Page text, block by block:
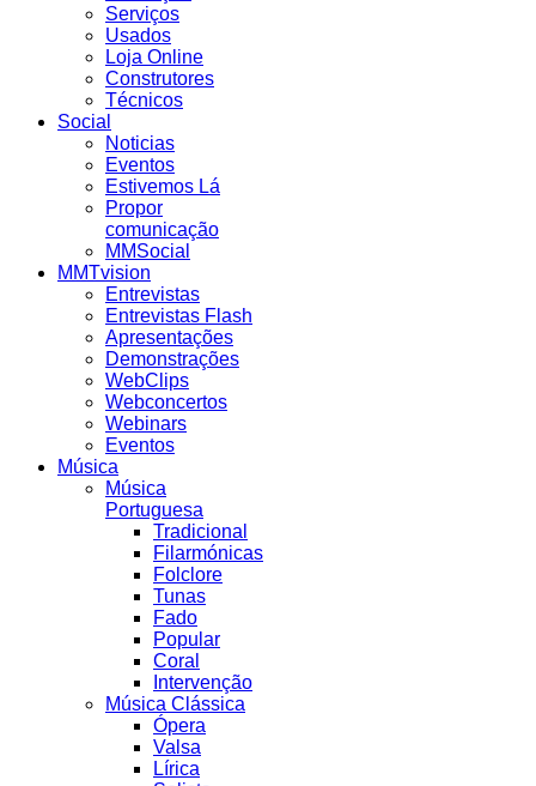
Serviços
Usados
Loja Online
Construtores
Técnicos
Social
Noticias
Eventos
Estivemos Lá
Propor
comunicação
MMSocial
MMTvision
Entrevistas
Entrevistas Flash
Apresentações
Demonstrações
WebClips
Webconcertos
Webinars
Eventos
Música
Música
Portuguesa
Tradicional
Filarmónicas
Folclore
Tunas
Fado
Popular
Coral
Intervenção
Música Clássica
Ópera
Valsa
Lírica